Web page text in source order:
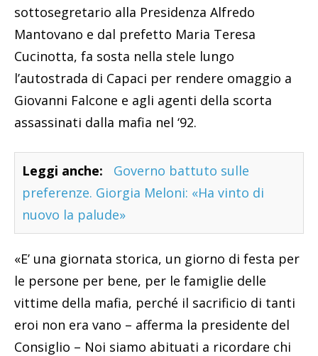
sottosegretario alla Presidenza Alfredo
Mantovano e dal prefetto Maria Teresa
Cucinotta, fa sosta nella stele lungo
l’autostrada di Capaci per rendere omaggio a
Giovanni Falcone e agli agenti della scorta
assassinati dalla mafia nel ‘92.
Leggi anche:
Governo battuto sulle
preferenze. Giorgia Meloni: «Ha vinto di
nuovo la palude»
«E’ una giornata storica, un giorno di festa per
le persone per bene, per le famiglie delle
vittime della mafia, perché il sacrificio di tanti
eroi non era vano – afferma la presidente del
Consiglio – Noi siamo abituati a ricordare chi